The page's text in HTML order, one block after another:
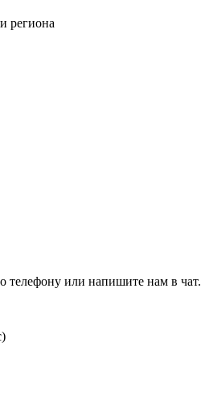
региона
телефону или напишите нам в чат.